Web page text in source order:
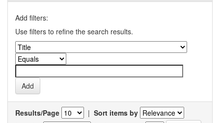
Add filters:
Use filters to refine the search results.
Results/Page | Sort items by